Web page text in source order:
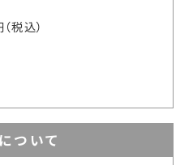
税込）
ついて